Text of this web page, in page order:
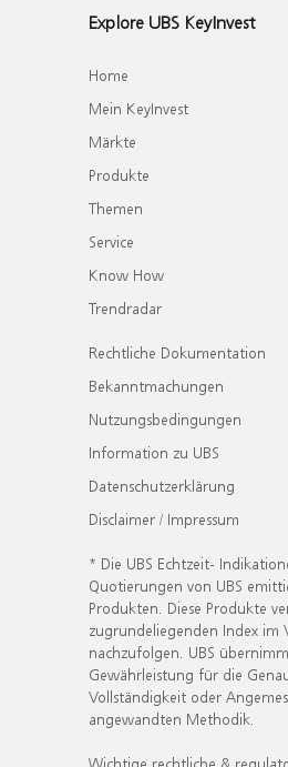
Explore UBS KeyInvest
Home
Mein KeyInvest
Märkte
Produkte
Themen
Service
Know How
Trendradar
Rechtliche Dokumentation
Bekanntmachungen
Nutzungsbedingungen
Information zu UBS
Datenschutzerklärung
Disclaimer / Impressum
* Die UBS Echtzeit-
Quotierungen von UBS
Produkten. Diese Produkte
zugrundeliegenden Index im
nachzufolgen. UBS
Gewährleistung für die
Vollständigkeit oder
angewandten Methodik.